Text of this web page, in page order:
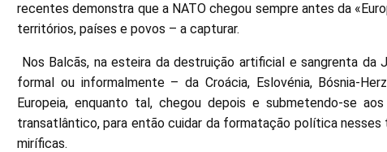
recentes demonstra que a NATO chegou sempre antes da
territórios, países e povos – a capturar.
Nos Balcãs, na esteira da destruição artificial e sangrenta da
formal ou informalmente – da Croácia, Eslovénia, Bósnia-
Europeia, enquanto tal, chegou depois e submetendo-se
transatlântico, para então cuidar da formatação política
miríficas.